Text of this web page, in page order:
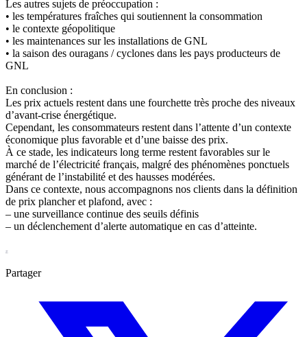
Les autres sujets de préoccupation :
• les températures fraîches qui soutiennent la consommation
• le contexte géopolitique
• les maintenances sur les installations de GNL
• la saison des ouragans / cyclones dans les pays producteurs de
GNL
En conclusion :
Les prix actuels restent dans une fourchette très proche des niveaux
d’avant-crise énergétique.
Cependant, les consommateurs restent dans l’attente d’un contexte
économique plus favorable et d’une baisse des prix.
À ce stade, les indicateurs long terme restent favorables sur le
marché de l’électricité français, malgré des phénomènes ponctuels
générant de l’instabilité et des hausses modérées.
Dans ce contexte, nous accompagnons nos clients dans la définition
de prix plancher et plafond, avec :
– une surveillance continue des seuils définis
– un déclenchement d’alerte automatique en cas d’atteinte.
Partager